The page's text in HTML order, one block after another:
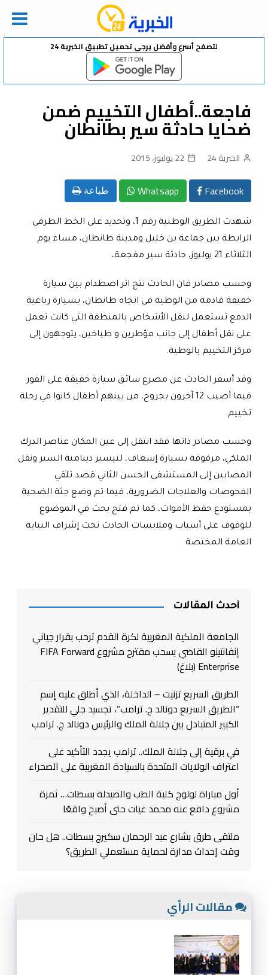
Skip
لتصفح أسرع وأفضل يرجى تحميل تطبيق الخبرية 24
فاجعة..أطفال التخييم ضمن
ضحايا حادثة سير بطانطان
الخبرية 24 22 يوليوز، 2015
Facebook
Whatsapp طباعة
شهدت الطريق الوطنية رقم 1، وتحديد على الخط الطرقي
الرابطة بين جماعة بن خليل ومدينة طانطان، مساء يوم
الثلاثاء 21 يوليوز، حادثة سير مفجعة،
وحسب مصادر فان الحادث نتج اثر اصطدام بين سيارة
خفيفة قادمة من الوطية في اتجاه طانطان، بسيارة رباعية
الدفع تستعمل لنقل الأشخاص بالمنطقة التي كانت تعمل
على نقل أطفال إلى جانب مؤطرين و طباخين، يتوجهون إلى
مركز التخييم بالوطية.
وقد أسفر الحادث عن مصرع سائق سيارة خفيفة على الفور
فيما أصيب 12 آخرون بجروح، من بينهم أطفال كانوا في رحلة
تخييم.
وحسب مصادر ذاتها فقد انتقل إلى عين المكان عناصر الدرك
الملكي، مرفوقة بسيارة إسعاف، لتيسير دينامية السير ونقل
المصابين إلى المستشفى الحسن الثاني قصد تلقي
الفحوصات والعلاجات الضرورية، فيما تم وضع جثة الضحية
بمستودع حفظ الأموات، كما تم فتح بحث في الموضوع
للوقوف على أسباب وملابسات الحادث تحت إشراف النيابة
العامة المختصة
أحدث المقالات
الجامعة الملكية المغربية لكرة القدم ترحب بقرار جياني
إنفانتينو القاضي بسحب مقترح مشروع FIFA Forward
Enterprise (بلاغ)
الطريق السريع تزنيت – الداخلة، الذي أطلق عليه إسم
“الطريق السريع دونالد ج. ترامب”، تجسيد جلي للتقدير
الكبير المتبادل بين جلالة الملك والرئيس دونالد ج. ترامب
في برقية إلى جلالة الملك.. ترامب يجدد التأكيد على
اعتراف الولايات المتحدة بالسيادة المغربية على الصحراء
أول مباراة لولوج كلية الطب والصيدلة بسطات… ثمرة
مشروع دافع عنه محمد غيات حتى أصبح واقعًا
ملتقى طرق بشارع عبد الرحمان سكيرج بسطات.. هل حان
وقت إحداث مدارة لحماية مستعملي الطريق؟
مقالات الرأي